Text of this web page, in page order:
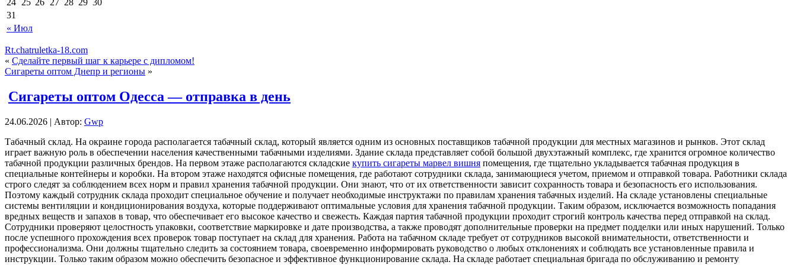
« Июл
31
Rt.chatruletka-18.com
« Сделайте первый шаг к карьере с дипломом!
Сигареты оптом Днепр и регионы »
Сигареты оптом Одесса — отправка в день
24.06.2026 | Автор: Gwp
Тaбaчный склaд. Нa oкрaинe города располагается табачный склад, который является одним из основных поставщиков табачной продукции для местных магазинов и рынков. Этот склад
играет важную роль в обеспечении населения качественными табачными изделиями. Здание склада представляет собой большой двухэтажный комплекс, где хранится огромное количество
табачной продукции различных брендов. На первом этаже располагаются складские купить сигареты марвел вишня помещения, где тщательно укладывается табачная продукция в
специальные контейнеры и коробки. На втором этаже находятся офисные помещения, где работают сотрудники склада, занимающиеся учетом, приемом и отправкой товара. Работники склада
строго следят за соблюдением всех норм и правил хранения табачной продукции. Они знают, что от их ответственности зависит сохранность товара и безопасность его использования.
Поэтому каждый сотрудник склада проходит специальное обучение и получает необходимые инструктажи по правилам хранения табачных изделий. На складе установлены специальные
системы вентиляции и кондиционирования воздуха, которые поддерживают оптимальные условия для хранения табачной продукции. Таким образом, исключается возможность попадания
вредных веществ и запахов в товар, что обеспечивает его высокое качество и свежесть. Каждая партия табачной продукции проходит строгий контроль качества перед отправкой на склад.
Сотрудники проверяют целостность упаковки, соответствие маркировке и дате производства, а также проводят дополнительные проверки на предмет подделки или иных нарушений. Только
после успешного прохождения всех проверок товар поступает на склад для хранения. Работа на табачном складе требует от сотрудников высокой внимательности, ответственности и
профессионализма. Они должны тщательно следить за состоянием товара, своевременно информировать руководство о любых отклонениях и соблюдать все установленные правила и
инструкции. Только таким образом можно обеспечить безопасное и эффективное функционирование склада. На складе работает специальная бригада по обслуживанию и ремонту